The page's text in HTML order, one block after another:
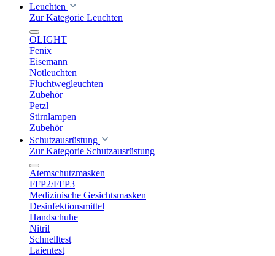
Leuchten
Zur Kategorie Leuchten
OLIGHT
Fenix
Eisemann
Notleuchten
Fluchtwegleuchten
Zubehör
Petzl
Stirnlampen
Zubehör
Schutzausrüstung
Zur Kategorie Schutzausrüstung
Atemschutzmasken
FFP2/FFP3
Medizinische Gesichtsmasken
Desinfektionsmittel
Handschuhe
Nitril
Schnelltest
Laientest